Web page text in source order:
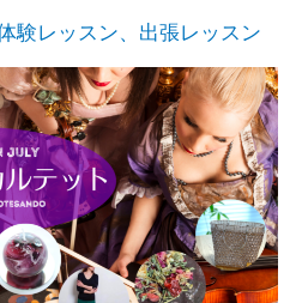
験レッスン、 出張レッスン